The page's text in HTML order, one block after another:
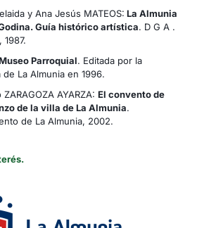
y Ana Jesús MATEOS: La Almunia
Guía histórico artística. D G A .
1987.
Parroquial. Editada por la
de La Almunia en 1996.
AYARZA: El convento de
de la villa de La Almunia.
de La Almunia, 2002.